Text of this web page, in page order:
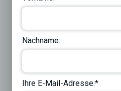
Nachname:
Ihre E-Mail-Adresse:*